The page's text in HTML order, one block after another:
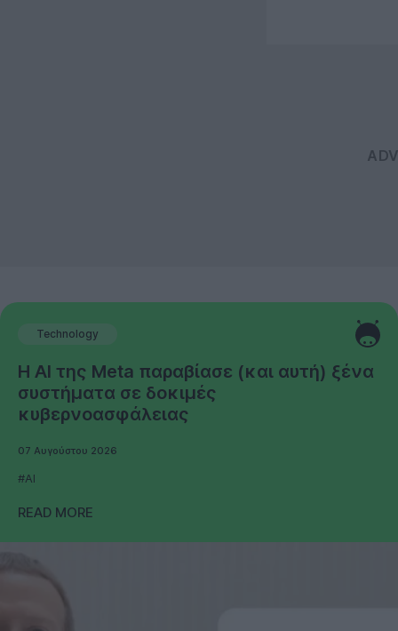
Technology
Η AI της Meta παραβίασε (και αυτή) ξένα
συστήματα σε δοκιμές
κυβερνοασφάλειας
07 Αυγούστου 2026
#AI
READ MORE